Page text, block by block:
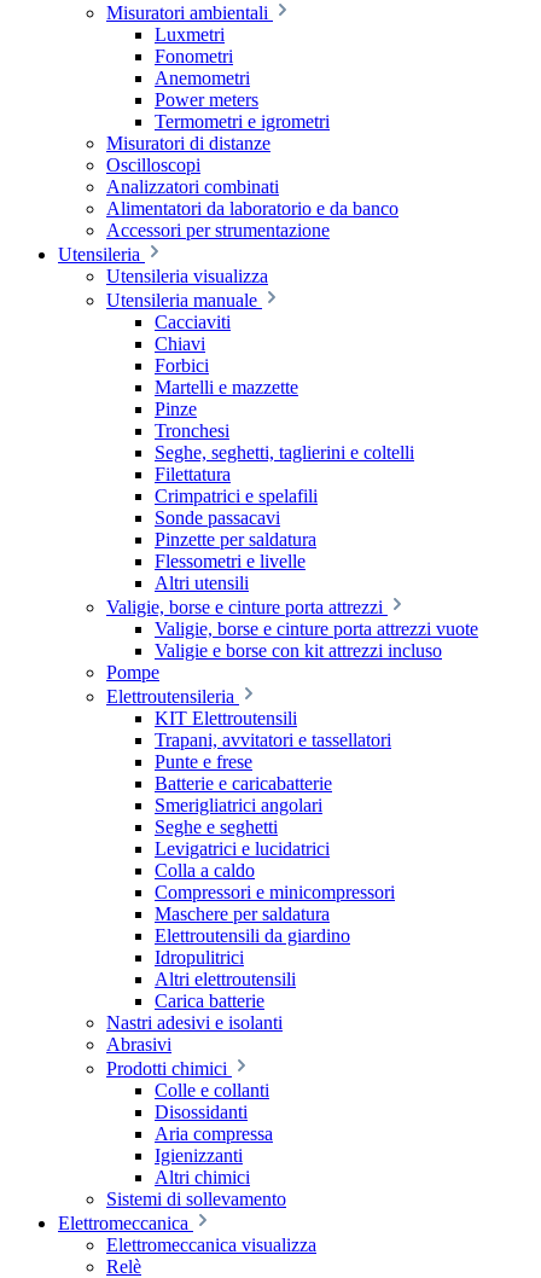
Misuratori ambientali
Luxmetri
Fonometri
Anemometri
Power meters
Termometri e igrometri
Misuratori di distanze
Oscilloscopi
Analizzatori combinati
Alimentatori da laboratorio e da banco
Accessori per strumentazione
Utensileria
Utensileria visualizza
Utensileria manuale
Cacciaviti
Chiavi
Forbici
Martelli e mazzette
Pinze
Tronchesi
Seghe, seghetti, taglierini e coltelli
Filettatura
Crimpatrici e spelafili
Sonde passacavi
Pinzette per saldatura
Flessometri e livelle
Altri utensili
Valigie, borse e cinture porta attrezzi
Valigie, borse e cinture porta attrezzi vuote
Valigie e borse con kit attrezzi incluso
Pompe
Elettroutensileria
KIT Elettroutensili
Trapani, avvitatori e tassellatori
Punte e frese
Batterie e caricabatterie
Smerigliatrici angolari
Seghe e seghetti
Levigatrici e lucidatrici
Colla a caldo
Compressori e minicompressori
Maschere per saldatura
Elettroutensili da giardino
Idropulitrici
Altri elettroutensili
Carica batterie
Nastri adesivi e isolanti
Abrasivi
Prodotti chimici
Colle e collanti
Disossidanti
Aria compressa
Igienizzanti
Altri chimici
Sistemi di sollevamento
Elettromeccanica
Elettromeccanica visualizza
Relè